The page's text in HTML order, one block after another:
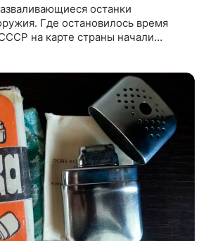
останки
Где остановилось время
на карте страны начали